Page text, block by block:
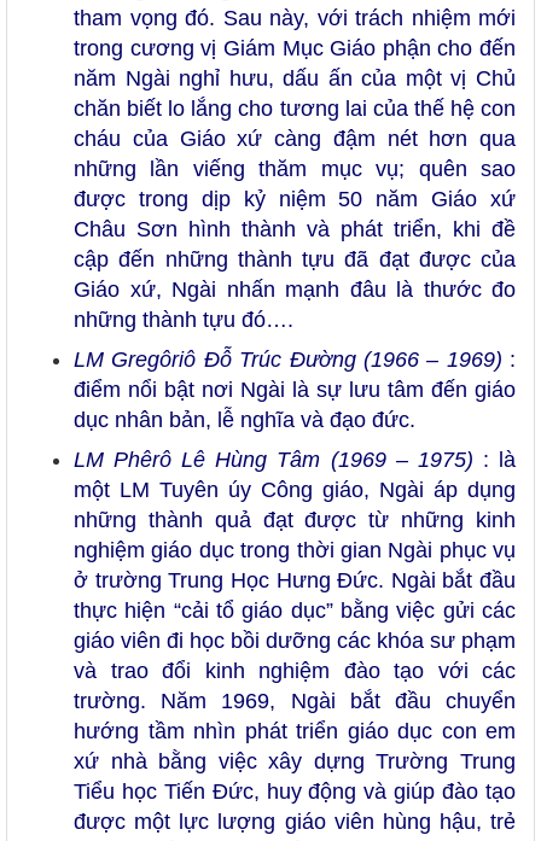
tham vọng đó. Sau này, với trách nhiệm mới
trong cương vị Giám Mục Giáo phận cho đến
năm Ngài nghỉ hưu, dấu ấn của một vị Chủ
chăn biết lo lắng cho tương lai của thế hệ con
cháu của Giáo xứ càng đậm nét hơn qua
những lần viếng thăm mục vụ; quên sao
được trong dịp kỷ niệm 50 năm Giáo xứ
Châu Sơn hình thành và phát triển, khi đề
cập đến những thành tựu đã đạt được của
Giáo xứ, Ngài nhấn mạnh đâu là thước đo
những thành tựu đó….
LM Gregôriô Đỗ Trúc Đường (1966 – 1969) :
điểm nổi bật nơi Ngài là sự lưu tâm đến giáo
dục nhân bản, lễ nghĩa và đạo đức.
LM Phêrô Lê Hùng Tâm (1969 – 1975) : là
một LM Tuyên úy Công giáo, Ngài áp dụng
những thành quả đạt được từ những kinh
nghiệm giáo dục trong thời gian Ngài phục vụ
ở trường Trung Học Hưng Đức. Ngài bắt đầu
thực hiện “cải tổ giáo dục” bằng việc gửi các
giáo viên đi học bồi dưỡng các khóa sư phạm
và trao đổi kinh nghiệm đào tạo với các
trường. Năm 1969, Ngài bắt đầu chuyển
hướng tầm nhìn phát triển giáo dục con em
xứ nhà bằng việc xây dựng Trường Trung
Tiểu học Tiến Đức, huy động và giúp đào tạo
được một lực lượng giáo viên hùng hậu, trẻ